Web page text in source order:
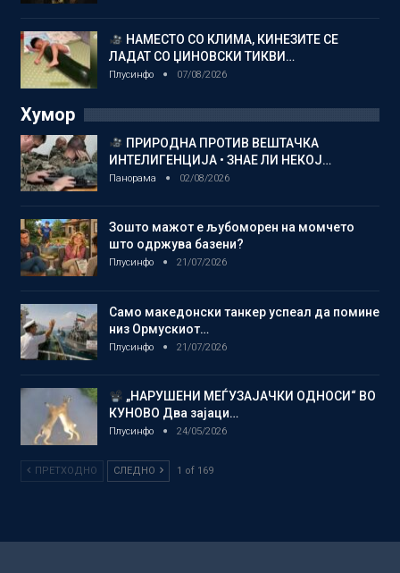
НАМЕСТО СО КЛИМА, КИНЕЗИТЕ СЕ
ЛАДАТ СО ЏИНОВСКИ ТИКВИ…
Плусинфо 07/08/2026
Хумор
ПРИРОДНА ПРОТИВ ВЕШТАЧКА
ИНТЕЛИГЕНЦИЈА • ЗНАЕ ЛИ НЕКОЈ…
Панорама 02/08/2026
Зошто мажот е љубоморен на момчето
што одржува базени?
Плусинфо 21/07/2026
Само македонски танкер успеал да помине
низ Ормускиот…
Плусинфо 21/07/2026
„НАРУШЕНИ МЕЃУЗАЈАЧКИ ОДНОСИ“ ВО
КУНОВО Два зајаци…
Плусинфо 24/05/2026
ПРЕТХОДНО СЛЕДНО 1 of 169